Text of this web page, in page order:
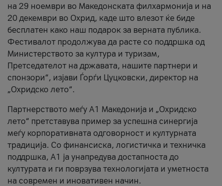
на 29 ноември во Македонската филхармонија и на
20 декември во Охрид, каде што влезот ќе биде
бесплатен како наш подарок за верната публика.
Фестивалот продолжува да расте со поддршка од
Министерството за култура и туризам,
Претседателот на државата, нашите партнери и
спонзори“, изјави Ѓорѓи Цуцковски, директор на
„Охридско лето“.
Партнерството меѓу A1 Македонија и „Охридско
лето“ претставува пример за успешна синергија
меѓу корпоративната одговорност и културната
традиција. Со финансиска, логистичка и техничка
поддршка, A1 ја унапредува достапноста до
културата и ги поврзува технологијата и уметноста
на современ и иновативен начин.